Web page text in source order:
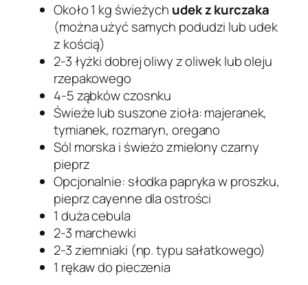
Około 1 kg świeżych udek z kurczaka
(można użyć samych podudzi lub udek
z kością)
2-3 łyżki dobrej oliwy z oliwek lub oleju
rzepakowego
4-5 ząbków czosnku
Świeże lub suszone zioła: majeranek,
tymianek, rozmaryn, oregano
Sól morska i świeżo zmielony czarny
pieprz
Opcjonalnie: słodka papryka w proszku,
pieprz cayenne dla ostrości
1 duża cebula
2-3 marchewki
2-3 ziemniaki (np. typu sałatkowego)
1 rękaw do pieczenia